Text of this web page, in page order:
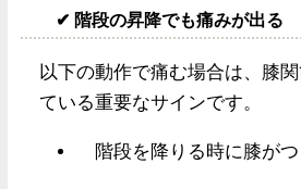
✔ 階段の昇降でも痛みが出る
以下の動作で痛む場合は、膝
ている重要なサインです。
階段を降りる時に膝が